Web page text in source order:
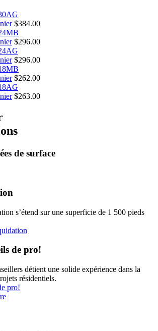
$384.00
$296.00
$296.00
$262.00
$263.00
de surface
s’étend sur une superficie de 1 500 pieds
de pro!
détient une solide expérience dans la
résidentiels.
pro!